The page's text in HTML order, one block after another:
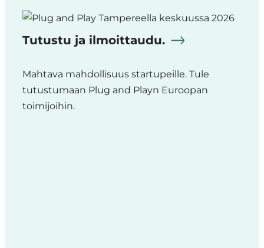
Tutustu ja ilmoittaudu.
Mahtava mahdollisuus startupeille. Tule
tutustumaan Plug and Playn Euroopan
toimijoihin.